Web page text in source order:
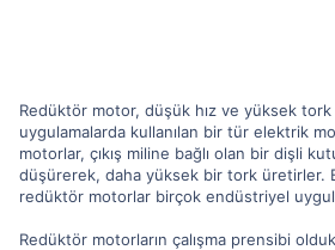
Redüktör motor, düşük hız ve yüksek
uygulamalarda kullanılan bir tür elektrik
motorlar, çıkış miline bağlı olan bir dişli
düşürerek, daha yüksek bir tork üretirler.
redüktör motorlar birçok endüstriyel
Redüktör motorların çalışma prensibi